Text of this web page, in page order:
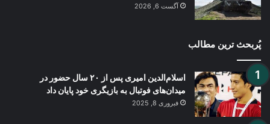
آگست 6, 2026
پُربحث ترین مطالب
اسلام‌الدین امیری پس از ۲۰ سال حضور در
میدان‌های فوتبال به بازیگری خود پایان داد
فبروری 8, 2025